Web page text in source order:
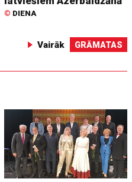
© DIENA
Vairāk GRĀMATAS